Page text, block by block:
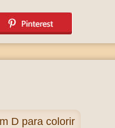
D para colorir